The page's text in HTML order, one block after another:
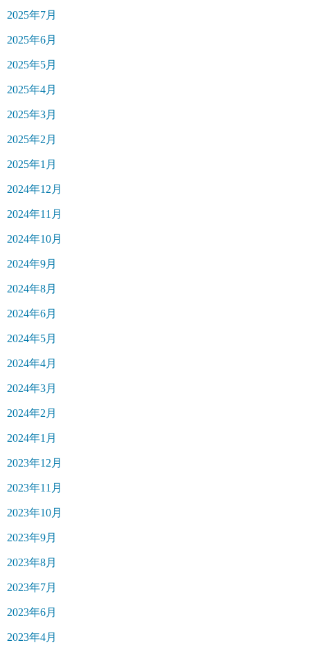
2025年7月
2025年6月
2025年5月
2025年4月
2025年3月
2025年2月
2025年1月
2024年12月
2024年11月
2024年10月
2024年9月
2024年8月
2024年6月
2024年5月
2024年4月
2024年3月
2024年2月
2024年1月
2023年12月
2023年11月
2023年10月
2023年9月
2023年8月
2023年7月
2023年6月
2023年4月